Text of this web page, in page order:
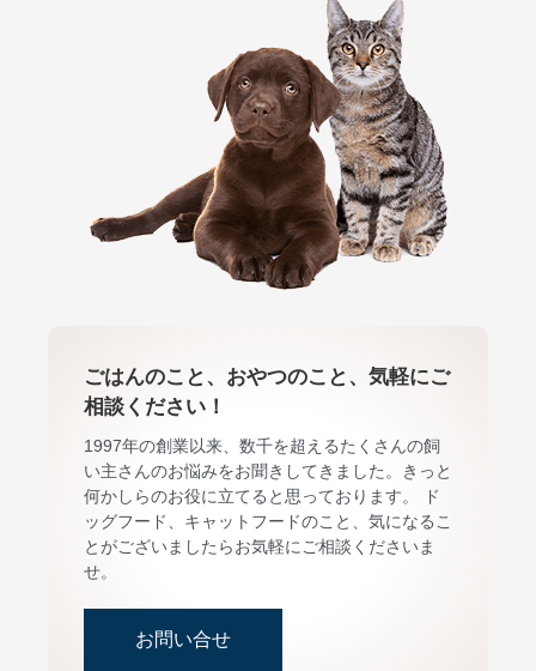
ごはんのこと、おやつのこと、気軽にご
相談ください！
1997年の創業以来、数千を超えるたくさんの飼
い主さんのお悩みをお聞きしてきました。きっと
何かしらのお役に立てると思っております。 ド
ッグフード、キャットフードのこと、気になるこ
とがございましたらお気軽にご相談くださいま
せ。
お問い合せ